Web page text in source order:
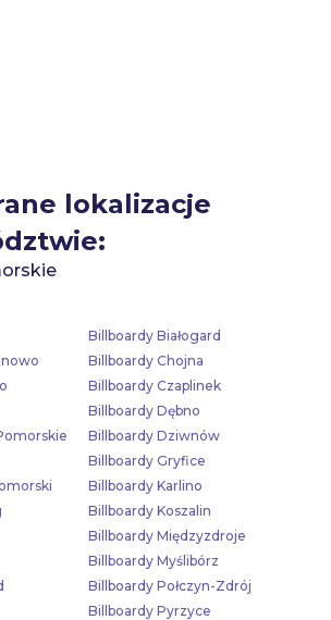
lokalizacje
Billboardy Białogard
Billboardy Chojna
Billboardy Czaplinek
Billboardy Dębno
Billboardy Dziwnów
Billboardy Gryfice
Billboardy Karlino
Billboardy Koszalin
Billboardy Międzyzdroje
Billboardy Myślibórz
Billboardy Połczyn-Zdrój
Billboardy Pyrzyce